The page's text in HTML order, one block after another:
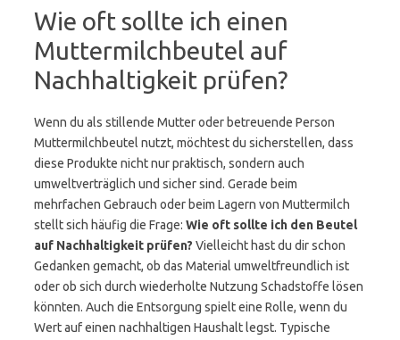
Wie oft sollte ich einen
Muttermilchbeutel auf
Nachhaltigkeit prüfen?
Wenn du als stillende Mutter oder betreuende Person
Muttermilchbeutel nutzt, möchtest du sicherstellen, dass
diese Produkte nicht nur praktisch, sondern auch
umweltverträglich und sicher sind. Gerade beim
mehrfachen Gebrauch oder beim Lagern von Muttermilch
stellt sich häufig die Frage: Wie oft sollte ich den Beutel
auf Nachhaltigkeit prüfen? Vielleicht hast du dir schon
Gedanken gemacht, ob das Material umweltfreundlich ist
oder ob sich durch wiederholte Nutzung Schadstoffe lösen
könnten. Auch die Entsorgung spielt eine Rolle, wenn du
Wert auf einen nachhaltigen Haushalt legst. Typische